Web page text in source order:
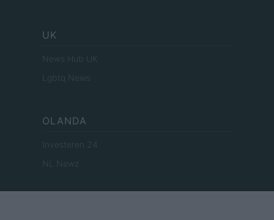
UK
News Hub UK
Lgbtq News
OLANDA
Investeren 24
NL Newz